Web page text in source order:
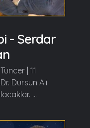
- Serdar
| 11
Dursun Ali
...